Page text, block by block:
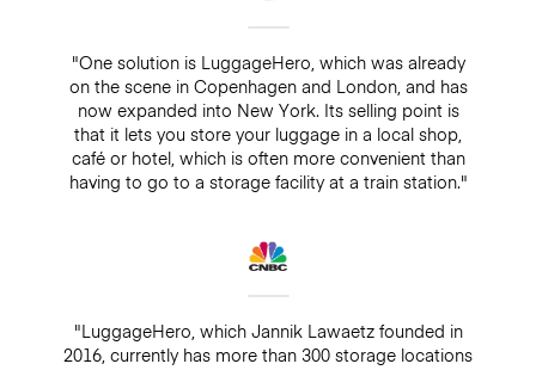
"One solution is LuggageHero, which was already
on the scene in Copenhagen and London, and has
now expanded into New York. Its selling point is
that it lets you store your luggage in a local shop,
café or hotel, which is often more convenient than
having to go to a storage facility at a train station."
"LuggageHero, which Jannik Lawaetz founded in
2016, currently has more than 300 storage locations